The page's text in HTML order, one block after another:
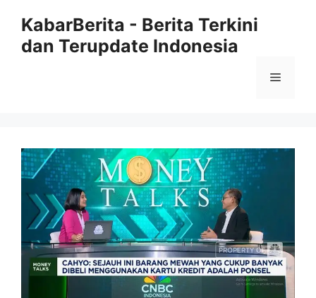
KabarBerita - Berita Terkini
dan Terupdate Indonesia
Menu